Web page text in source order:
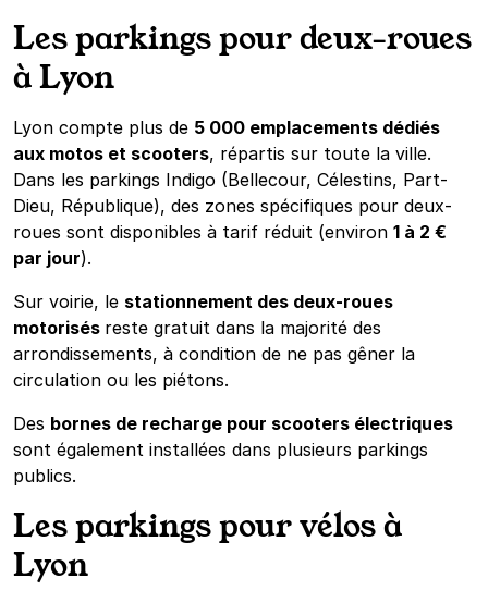
Les parkings pour deux-roues
à Lyon
Lyon compte plus de 5 000 emplacements dédiés
aux motos et scooters, répartis sur toute la ville.
Dans les parkings Indigo (Bellecour, Célestins, Part-
Dieu, République), des zones spécifiques pour deux-
roues sont disponibles à tarif réduit (environ 1 à 2 €
par jour).
Sur voirie, le stationnement des deux-roues
motorisés reste gratuit dans la majorité des
arrondissements, à condition de ne pas gêner la
circulation ou les piétons.
Des bornes de recharge pour scooters électriques
sont également installées dans plusieurs parkings
publics.
Les parkings pour vélos à
Lyon